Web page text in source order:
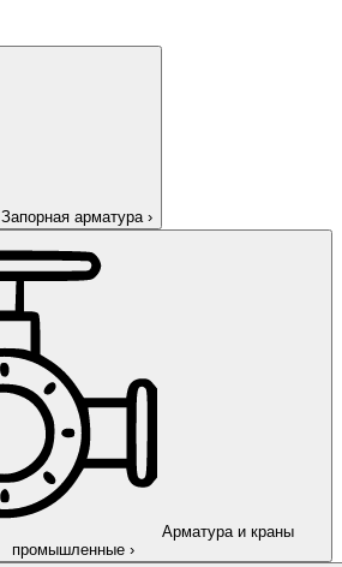
Запорная арматура ›
Арматура и краны
промышленные ›